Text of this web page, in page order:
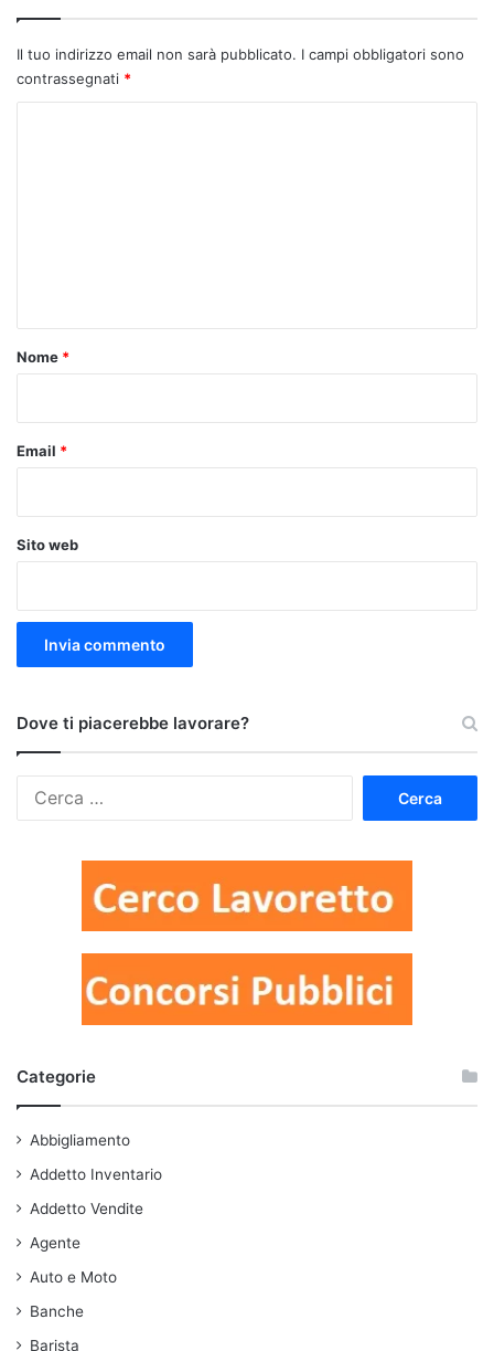
Il tuo indirizzo email non sarà pubblicato. I campi obbligatori sono
contrassegnati *
o
Nome *
Email *
Sito web
Dove ti piacerebbe lavorare?
Categorie
Abbigliamento
Addetto Inventario
Addetto Vendite
Agente
Auto e Moto
Banche
Barista